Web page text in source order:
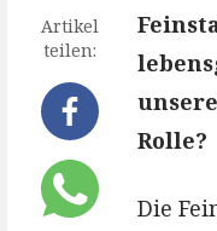
Artikel
teilen:
Rolle?
Die